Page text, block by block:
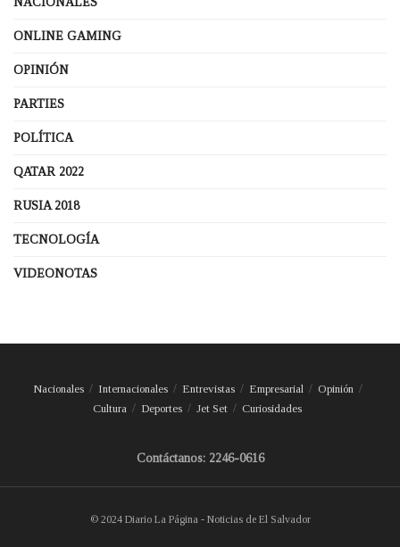
ONLINE GAMING
OPINIÓN
PARTIES
POLÍTICA
QATAR 2022
RUSIA 2018
TECNOLOGÍA
VIDEONOTAS
Nacionales Internacionales Entrevistas Empresarial
Opinión
Cultura
Deportes Jet Set Curiosidades
Contáctanos: 2246-0616
© 2024 Diario La Página - Noticias de El Salvador